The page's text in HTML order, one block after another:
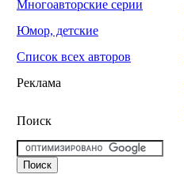
Многоавторские серии
Юмор, детские
Список всех авторов
Реклама
Поиск